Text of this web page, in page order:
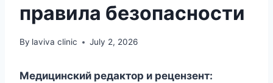
правила безопасности
By laviva clinic July 2, 2026
Медицинский редактор и рецензент: